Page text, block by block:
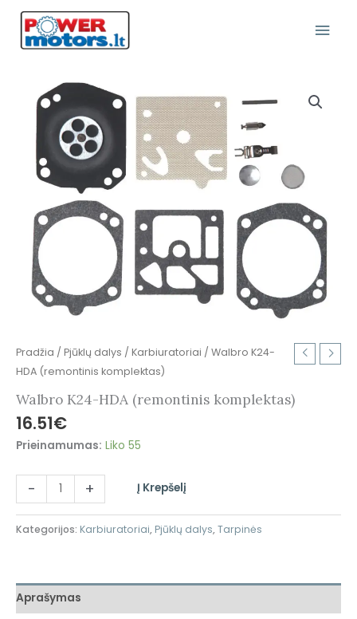
Pereiti
turinio
Pradžia / Pjūklų dalys / Karbiuratoriai / Walbro K24-
HDA (remontinis komplektas)
Walbro K24-HDA (remontinis komplektas)
16.51€
Prieinamumas: Liko 55
-
produkto
kiekis:
Walbro
K24-
HDA
(remontinis
komplektas)
+ Į Krepšelį
Kategorijos: Karbiuratoriai, Pjūklų dalys,Tarpinės
Aprašymas